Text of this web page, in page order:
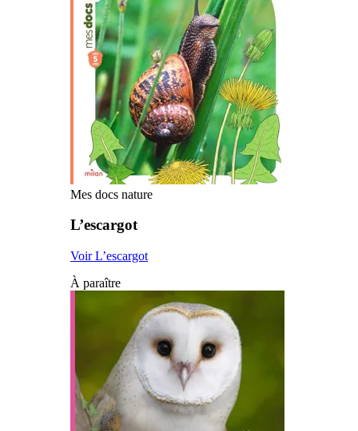
Mes docs nature
L’escargot
Voir L’escargot
À paraître